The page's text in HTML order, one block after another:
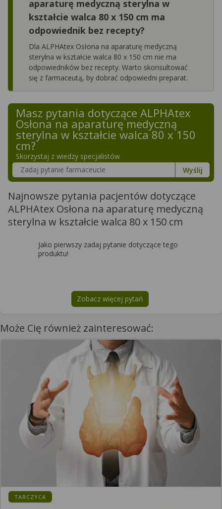
aparaturę medyczną sterylna w
kształcie walca 80 x 150 cm ma
odpowiednik bez recepty?
Dla ALPHAtex Osłona na aparaturę medyczną
sterylna w kształcie walca 80 x 150 cm nie ma
odpowiedników bez recepty. Warto skonsultować
się z farmaceutą, by dobrać odpowiedni preparat.
Masz pytania dotyczące ALPHAtex
Osłona na aparaturę medyczną
sterylna w kształcie walca 80 x 150
cm?
Skorzystaj z wiedzy specjalistów
Szukaj w poradnikach o zdrowiu
Wyślij
Najnowsze pytania pacjentów dotyczące
ALPHAtex Osłona na aparaturę medyczną
sterylna w kształcie walca 80 x 150 cm
Jako pierwszy zadaj pytanie dotyczące tego
produktu!
Zobacz więcej pytań
na tematALPHAtex Osłona na
Może Cię również zainteresować:
KATEGORIA:
TARCZYCA